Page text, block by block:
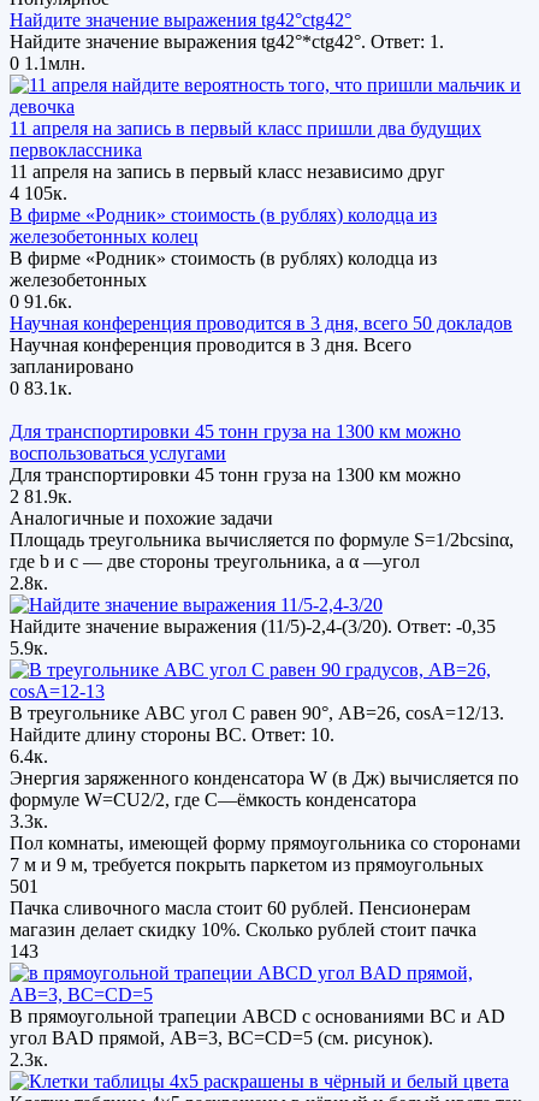
Найдите значение выражения tg42°ctg42°
Найдите значение выражения tg42°*ctg42°. Ответ: 1.
0 1.1млн.
11 апреля на запись в первый класс пришли два будущих
первоклассника
11 апреля на запись в первый класс независимо друг
4 105к.
В фирме «Родник» стоимость (в рублях) колодца из
железобетонных колец
В фирме «Родник» стоимость (в рублях) колодца из
железобетонных
0 91.6к.
Научная конференция проводится в 3 дня, всего 50 докладов
Научная конференция проводится в 3 дня. Всего
запланировано
0 83.1к.
Для транспортировки 45 тонн груза на 1300 км можно
воспользоваться услугами
Для транспортировки 45 тонн груза на 1300 км можно
2 81.9к.
Аналогичные и похожие задачи
Площадь треугольника вычисляется по формуле S=1/2bcsinα,
где b и c — две стороны треугольника, а α —угол
2.8к.
Найдите значение выражения (11/5)-2,4-(3/20). Ответ: -0,35
5.9к.
В треугольнике ABC угол C равен 90°, AB=26, cosA=12/13.
Найдите длину стороны BC. Ответ: 10.
6.4к.
Энергия заряженного конденсатора W (в Дж) вычисляется по
формуле W=CU2/2, где C—ёмкость конденсатора
3.3к.
Пол комнаты, имеющей форму прямоугольника со сторонами
7 м и 9 м, требуется покрыть паркетом из прямоугольных
501
Пачка сливочного масла стоит 60 рублей. Пенсионерам
магазин делает скидку 10%. Сколько рублей стоит пачка
143
В прямоугольной трапеции АВСD с основаниями ВС и АD
угол ВAD прямой, AB=3, ВС=CD=5 (см. рисунок).
2.3к.